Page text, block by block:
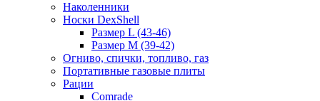
Наколенники
Носки DexShell
Размер L (43-46)
Размер M (39-42)
Огниво, спички, топливо, газ
Портативные газовые плиты
Рации
Comrade